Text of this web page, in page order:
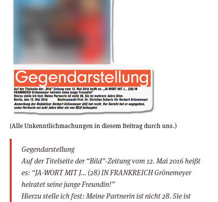
(Alle Unkenntlichmachungen in diesem Beitrag durch uns.)
Gegendarstellung
Auf der Titelseite der “Bild”-Zeitung vom 12. Mai 2016 heißt
es: “JA-WORT MIT J… (28) IN FRANKREICH Grönemeyer
heiratet seine junge Freundin!”
Hierzu stelle ich fest: Meine Partnerin ist nicht 28. Sie ist